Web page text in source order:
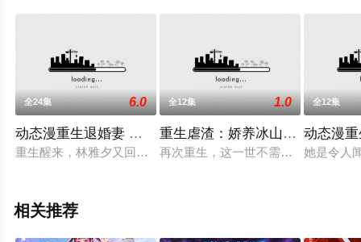
全24集 6.0
动态漫重生退婚妻 （1+2）
重生醒来，林雅夕又回到车祸的前一小时，尝尽前世心酸悲凉的
全12集 1.0
重生虐渣：娇养冰山总裁
再次重生，这一世不需要再次复仇。
全12集
动态漫
她是令人
相关推荐